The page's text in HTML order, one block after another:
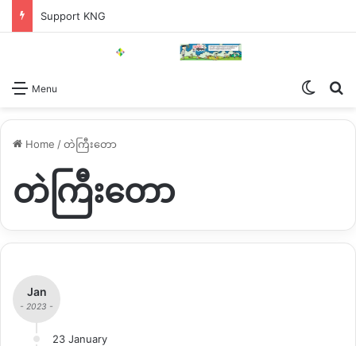
Support KNG
Menu
Home /တဲကြီးတော
တဲကြီးတော
Jan
- 2023 -
23 January